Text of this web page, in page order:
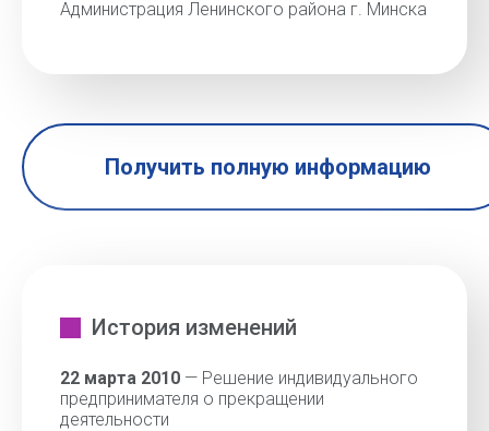
Администрация Ленинского района г. Минска
Получить полную информацию
История изменений
22 марта 2010 — Решение индивидуального
предпринимателя о прекращении
деятельности